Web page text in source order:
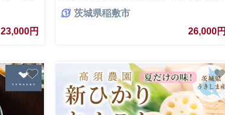
23,000円
茨城県稲敷市
26,000円